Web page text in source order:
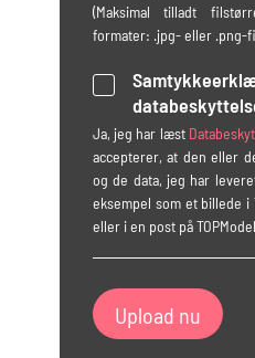
(Maksimal tilladt
formater: .jpg- eller .png-
Ja, jeg har læst
accepterer, at den eller
og de data, jeg har
eksempel som et billede i
eller i en post på